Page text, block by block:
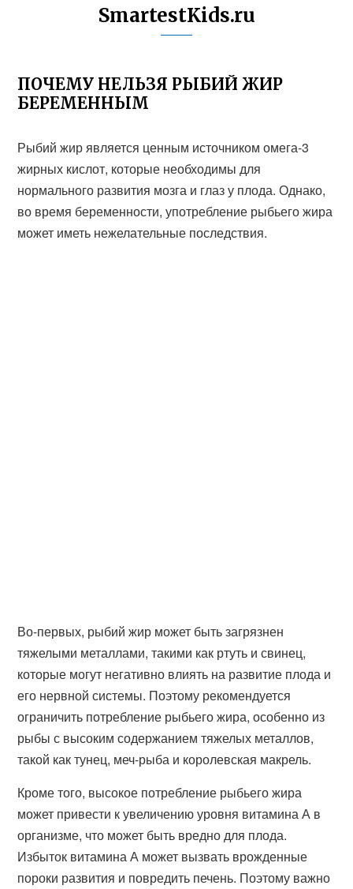
SmartestKids.ru
ПОЧЕМУ НЕЛЬЗЯ РЫБИЙ ЖИР
БЕРЕМЕННЫМ
Рыбий жир является ценным источником омега-3
жирных кислот, которые необходимы для
нормального развития мозга и глаз у плода. Однако,
во время беременности, употребление рыбьего жира
может иметь нежелательные последствия.
Во-первых, рыбий жир может быть загрязнен
тяжелыми металлами, такими как ртуть и свинец,
которые могут негативно влиять на развитие плода и
его нервной системы. Поэтому рекомендуется
ограничить потребление рыбьего жира, особенно из
рыбы с высоким содержанием тяжелых металлов,
такой как тунец, меч-рыба и королевская макрель.
Кроме того, высокое потребление рыбьего жира
может привести к увеличению уровня витамина А в
организме, что может быть вредно для плода.
Избыток витамина А может вызвать врожденные
пороки развития и повредить печень. Поэтому важно